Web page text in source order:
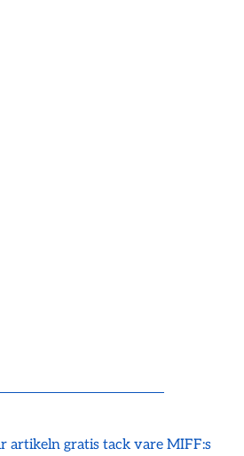
artikeln gratis tack vare MIFF:s